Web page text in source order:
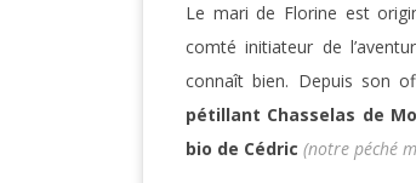
Le mari de Florine est
comté initiateur de
connaît bien. Depuis son
pétillant Chasselas de
bio de Cédric (notre péché